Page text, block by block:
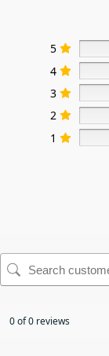
5
4
3
2
1
0 of 0 reviews